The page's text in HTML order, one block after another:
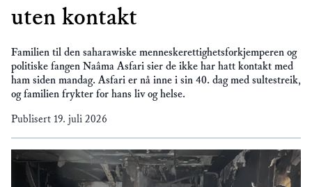
uten kontakt
Familien til den saharawiske menneskerettighetsforkjemperen og
politiske fangen Naâma Asfari sier de ikke har hatt kontakt med
ham siden mandag. Asfari er nå inne i sin 40. dag med sultestreik,
og familien frykter for hans liv og helse.
Publisert 19. juli 2026